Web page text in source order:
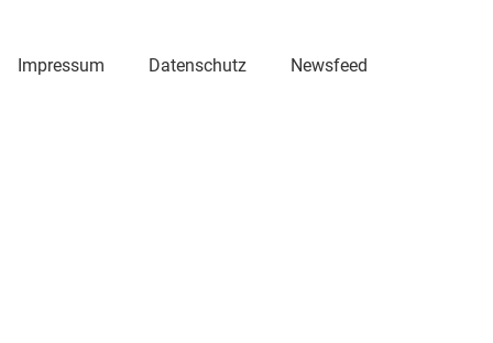
Impressum Datenschutz Newsfeed